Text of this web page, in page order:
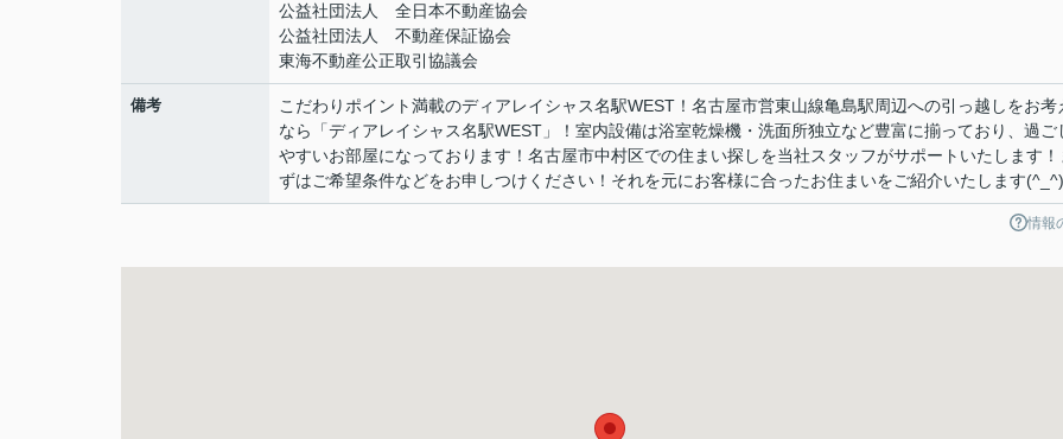
公益社団法人 全日本不動産協会
公益社団法人 不動産保証協会
東海不動産公正取引協議会
備考
こだわりポイント満載のディアレイシャス名駅WEST！名古屋市営東山線亀島駅周辺への引っ越しをお考
なら「ディアレイシャス名駅WEST」！室内設備は浴室乾燥機・洗面所独立など豊富に揃っており、過ご
やすいお部屋になっております！名古屋市中村区での住まい探しを当社スタッフがサポートいたします！
ずはご希望条件などをお申しつけください！それを元にお客様に合ったお住まいをご紹介いたします(^_^)
情報